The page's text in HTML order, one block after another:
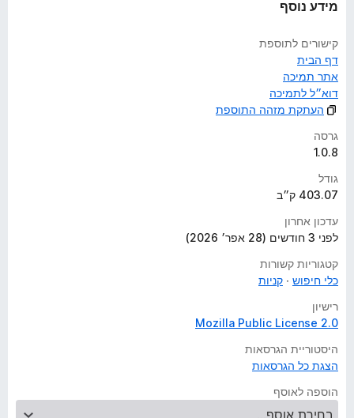
מידע נוסף
קישורים לתוספת
דף הבית
אתר תמיכה
דוא״ל לתמיכה
העתקת מזהה התוספת
גרסה
1.0.8
גודל
403.07 ק״ב
עדכון אחרון
לפני 3 חודשים (28 אפר׳ 2026)
קטגוריות קשורות
כלי חיפוש
קניות
רישיון
Mozilla Public License 2.0
היסטוריית הגרסאות
הצגת כל הגרסאות
הוספה לאוסף